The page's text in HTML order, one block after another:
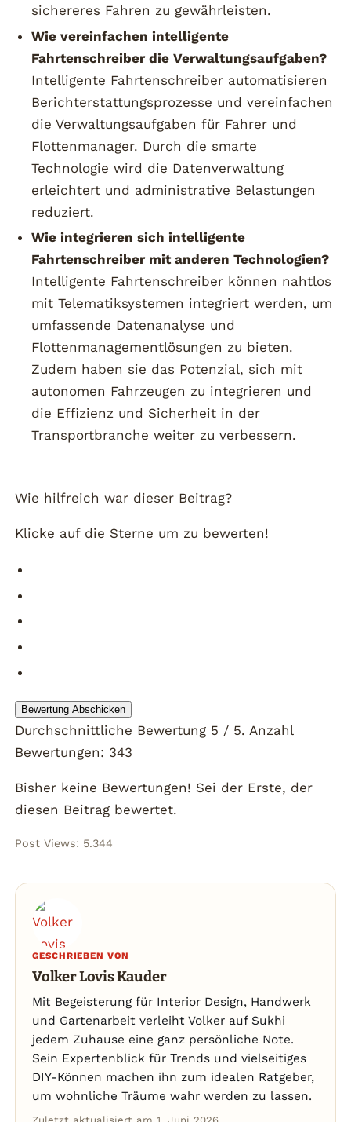
sichereres Fahren zu gewährleisten.
Wie vereinfachen intelligente
Fahrtenschreiber die Verwaltungsaufgaben?
Intelligente Fahrtenschreiber automatisieren
Berichterstattungsprozesse und vereinfachen
die Verwaltungsaufgaben für Fahrer und
Flottenmanager. Durch die smarte
Technologie wird die Datenverwaltung
erleichtert und administrative Belastungen
reduziert.
Wie integrieren sich intelligente
Fahrtenschreiber mit anderen Technologien?
Intelligente Fahrtenschreiber können nahtlos
mit Telematiksystemen integriert werden, um
umfassende Datenanalyse und
Flottenmanagementlösungen zu bieten.
Zudem haben sie das Potenzial, sich mit
autonomen Fahrzeugen zu integrieren und
die Effizienz und Sicherheit in der
Transportbranche weiter zu verbessern.
Wie hilfreich war dieser Beitrag?
Klicke auf die Sterne um zu bewerten!
Bewertung Abschicken
Durchschnittliche Bewertung 5 / 5. Anzahl
Bewertungen: 343
Bisher keine Bewertungen! Sei der Erste, der
diesen Beitrag bewertet.
Post Views: 5.344
GESCHRIEBEN VON
Volker Lovis Kauder
Mit Begeisterung für Interior Design, Handwerk
und Gartenarbeit verleiht Volker auf Sukhi
jedem Zuhause eine ganz persönliche Note.
Sein Expertenblick für Trends und vielseitiges
DIY-Können machen ihn zum idealen Ratgeber,
um wohnliche Träume wahr werden zu lassen.